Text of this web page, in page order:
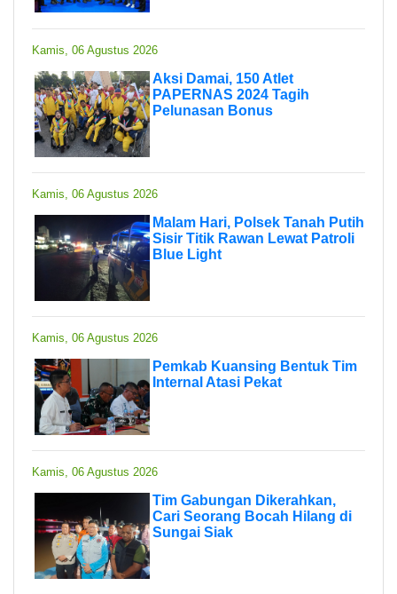
Kamis, 06 Agustus 2026
Aksi Damai, 150 Atlet
PAPERNAS 2024 Tagih
Pelunasan Bonus
Kamis, 06 Agustus 2026
Malam Hari, Polsek Tanah Putih
Sisir Titik Rawan Lewat Patroli
Blue Light
Kamis, 06 Agustus 2026
Pemkab Kuansing Bentuk Tim
Internal Atasi Pekat
Kamis, 06 Agustus 2026
Tim Gabungan Dikerahkan,
Cari Seorang Bocah Hilang di
Sungai Siak